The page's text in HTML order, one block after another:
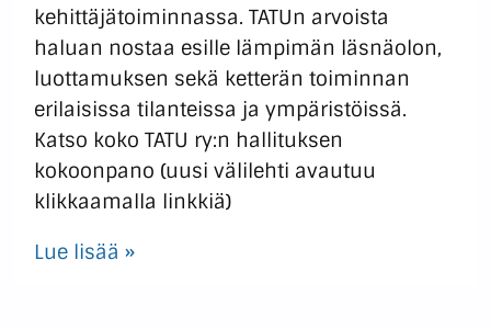
kehittäjätoiminnassa. TATUn arvoista
haluan nostaa esille lämpimän läsnäolon,
luottamuksen sekä ketterän toiminnan
erilaisissa tilanteissa ja ympäristöissä.
Katso koko TATU ry:n hallituksen
kokoonpano (uusi välilehti avautuu
klikkaamalla linkkiä)
Lue lisää »